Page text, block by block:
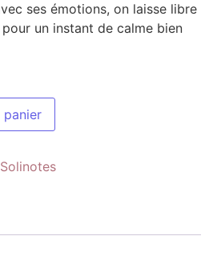
ses émotions, on laisse libre
un instant de calme bien
panier